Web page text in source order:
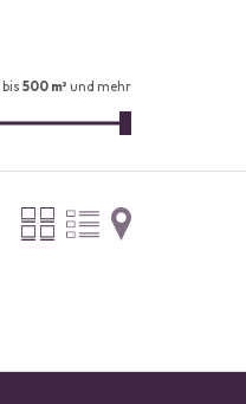
bis 500 m² und mehr